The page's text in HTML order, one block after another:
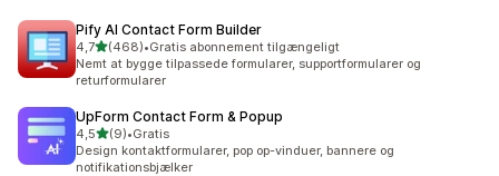
Pify AI Contact Form Builder
4,7ud af 5 stjerner
(468)
468 anmeldelser i alt
•Gratis abonnement tilgængeligt
Nemt at bygge tilpassede formularer, supportformularer og
returformularer
UpForm Contact Form & Popup
4,5ud af 5 stjerner
(9)
9 anmeldelser i alt
•Gratis
Design kontaktformularer, pop op-vinduer, bannere og
notifikationsbjælker